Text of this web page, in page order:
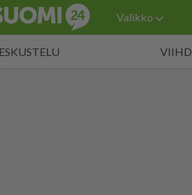
Valikko